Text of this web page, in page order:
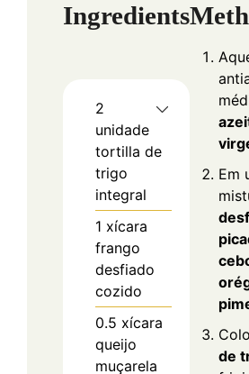
Ingredients
2
unidade
tortilla de
trigo
integral
1 xícara
frango
desfiado
cozido
0.5 xícara
queijo
muçarela
Em
de